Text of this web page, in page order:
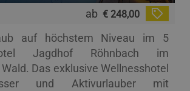
ab € 248,00
auf höchstem Niveau im 5
Jagdhof Röhnbach im
Das exklusive Wellnesshotel
und Aktivurlauber mit